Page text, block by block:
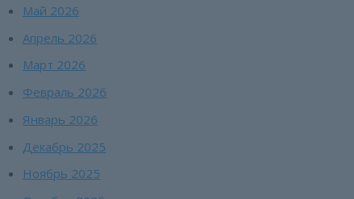
Май 2026
Апрель 2026
Март 2026
Февраль 2026
Январь 2026
Декабрь 2025
Ноябрь 2025